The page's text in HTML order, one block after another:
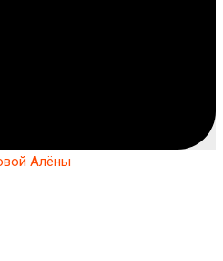
Алёны